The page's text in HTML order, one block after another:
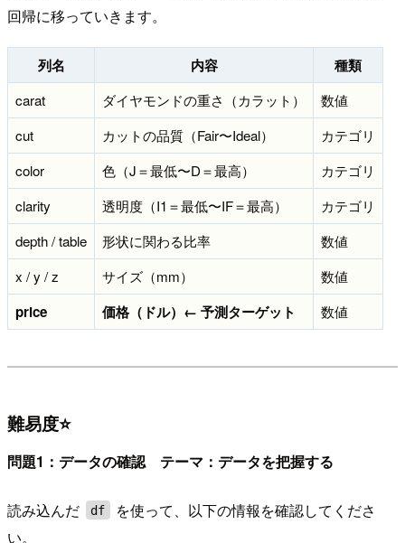
回帰に移っていきます。
列名 内容 種類
carat ダイヤモンドの重さ（カラット）
数値
cut
カットの品質（Fair〜Ideal）
カテゴリ
color
色（J＝最低〜D＝最高）
カテゴリ
clarity
透明度（I1＝最低〜IF＝最高）
カテゴリ
depth / table
形状に関わる比率
数値
x / y / z
サイズ（mm） 数値
price 価格（ドル）← 予測ターゲット 数値
難易度⭐
問題1：データの確認 テーマ：データを把握する
読み込んだ df
を使って、以下の情報を確認してくださ
い。